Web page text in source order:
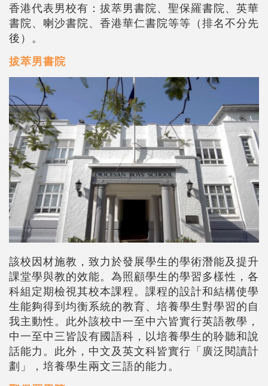
香港代表男校有：拔萃男書院、聖保羅書院、英華
書院、喇沙書院、香港華仁書院等等（排名不分先
後）。
拔萃男書院
該校因材施教，致力於發展學生的學術潛能及提升
課堂學與教的效能。為照顧學生的學習多樣性，各
科組定期檢視其校本課程。課程的設計和結構使學
生能夠得到均衡系統的教育、培養學生對學習的自
我主動性。此外該校中一至中六皆實行英語教學，
中一至中三皆設有國語科，以培養學生的聆聽和說
話能力。此外，中文及英文科皆實行「廣泛閱讀計
劃」，培養學生兩文三語的能力。